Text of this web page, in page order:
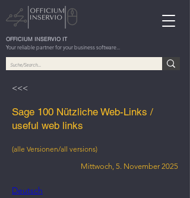
OFFICIUM INSERVIO IT
Your reliable partner for your business software...
<<<
Sage 100 Nützliche Web-Links /
useful web links
(alle Versionen/all versions)
Mittwoch, 5. November 2025
Deutsch